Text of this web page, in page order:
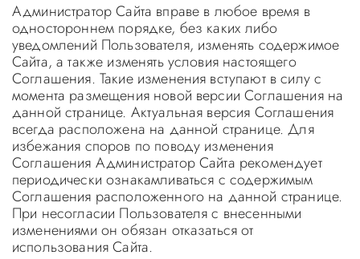
Администратор Сайта вправе в любое время в
одностороннем порядке, без каких либо
уведомлений Пользователя, изменять содержимое
Сайта, а также изменять условия настоящего
Соглашения. Такие изменения вступают в силу с
момента размещения новой версии Соглашения на
данной странице. Актуальная версия Соглашения
всегда расположена на данной странице. Для
избежания споров по поводу изменения
Соглашения Администратор Сайта рекомендует
периодически ознакамливаться с содержимым
Соглашения расположенного на данной странице.
При несогласии Пользователя с внесенными
изменениями он обязан отказаться от
использования Сайта.